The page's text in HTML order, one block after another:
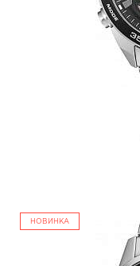
НОВИНКА